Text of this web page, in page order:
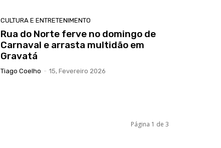
CULTURA E ENTRETENIMENTO
Rua do Norte ferve no domingo de
Carnaval e arrasta multidão em
Gravatá
Tiago Coelho - 15, Fevereiro 2026
Página 1 de 3